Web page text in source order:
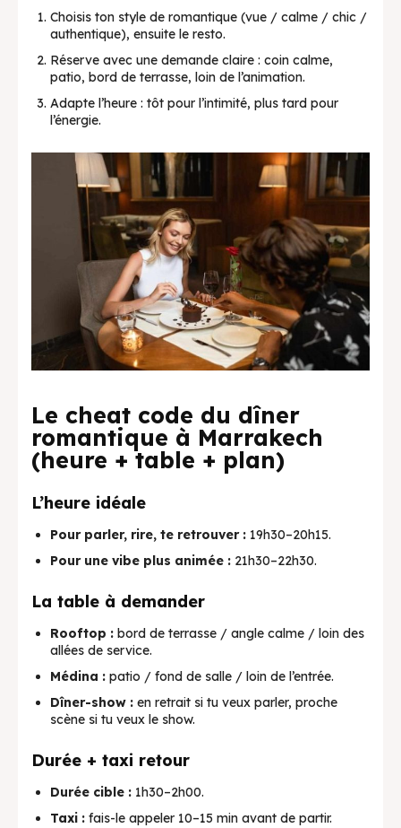
Choisis ton style de romantique (vue / calme / chic /
authentique), ensuite le resto.
Réserve avec une demande claire : coin calme,
patio, bord de terrasse, loin de l’animation.
Adapte l’heure : tôt pour l’intimité, plus tard pour
l’énergie.
Le cheat code du dîner
romantique à Marrakech
(heure + table + plan)
L’heure idéale
Pour parler, rire, te retrouver : 19h30–20h15.
Pour une vibe plus animée : 21h30–22h30.
La table à demander
Rooftop : bord de terrasse / angle calme / loin des
allées de service.
Médina : patio / fond de salle / loin de l’entrée.
Dîner-show : en retrait si tu veux parler, proche
scène si tu veux le show.
Durée + taxi retour
Durée cible : 1h30–2h00.
Taxi : fais-le appeler 10–15 min avant de partir.